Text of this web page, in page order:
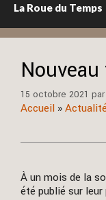
La Roue du Temps
15 octobre 2021 par
Accueil »
À un mois de la
été publié sur